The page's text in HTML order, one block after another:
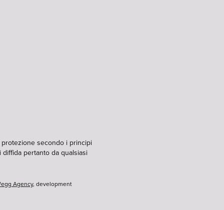
secondo i principi
diffida pertanto da qualsiasi
Agency, development